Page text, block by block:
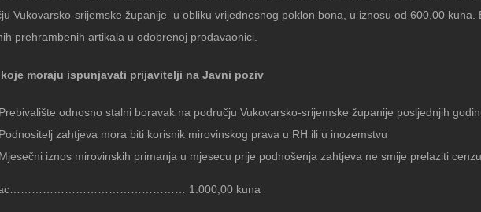
Vukovarsko-srijemske županije
u obliku vrijednosnog poklon bona, u iznosu od 600,00
prehrambenih artikala u odobrenoj prodavaonici.
moraju ispunjavati prijavitelji na Javni poziv
Prebivalište odnosno stalni boravak na području Vukovarsko-srijemske županije posljednjih
Podnositelj zahtjeva mora biti korisnik mirovinskog prava u RH ili u inozemstvu
Mjesečni iznos mirovinskih primanja u mjesecu prije podnošenja zahtjeva ne smije prelaziti
1.000,00 kuna